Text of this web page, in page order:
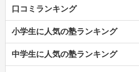
口コミランキング
小学生に人気の塾ランキング
中学生に人気の塾ランキング